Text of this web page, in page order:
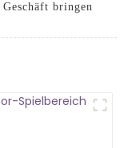
bringen